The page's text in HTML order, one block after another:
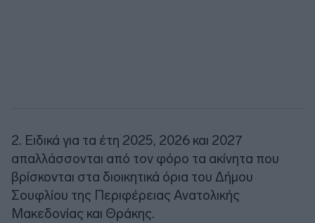
2. Ειδικά για τα έτη 2025, 2026 και 2027
απαλλάσσονται από τον φόρο τα ακίνητα που
βρίσκονται στα διοικητικά όρια του Δήμου
Σουφλίου της Περιφέρειας Ανατολικής
Μακεδονίας και Θράκης.